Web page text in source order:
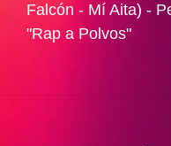
Falcón - Mí Aita) -
"Rap a Polvos"